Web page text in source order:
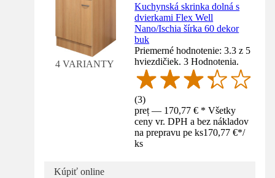
4 VARIANTY
Kuchynská skrinka dolná s
dvierkami Flex Well
Nano/Ischia šírka 60 dekor
buk
Priemerné hodnotenie: 3.3 z 5
hviezdičiek. 3 Hodnotenia.
(3)
preț — 170,77 € * Všetky
ceny vr. DPH a bez nákladov
na prepravu pe ks170,77 €*/
ks
Kúpiť online